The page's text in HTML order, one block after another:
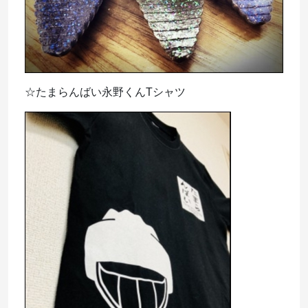
☆たまらんばい永野くんTシャツ